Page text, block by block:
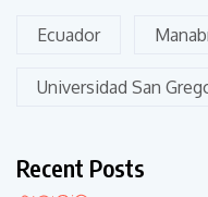
Ecuador
Universidad San
Recent Posts